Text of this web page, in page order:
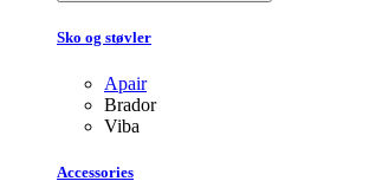
Sko og støvler
Apair
Brador
Viba
Accessories